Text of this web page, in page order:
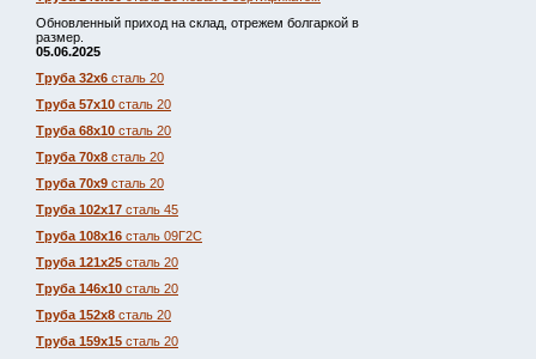
Обновленный приход на склад, отрежем болгаркой в
размер.
05.06.2025
Труба 32х6 сталь 20
Труба 57х10 сталь 20
Труба 68х10 сталь 20
Труба 70х8 сталь 20
Труба 70х9 сталь 20
Труба 102х17 сталь 45
Труба 108х16 сталь 09Г2С
Труба 121х25 сталь 20
Труба 146х10 сталь 20
Труба 152х8 сталь 20
Труба 159х15 сталь 20